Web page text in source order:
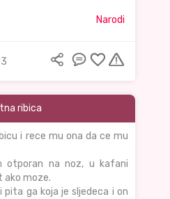
Narodi
ribica
i rece mu ona da ce mu
otporan na noz, u kafani
ako moze.
pita ga koja je sljedeca i on